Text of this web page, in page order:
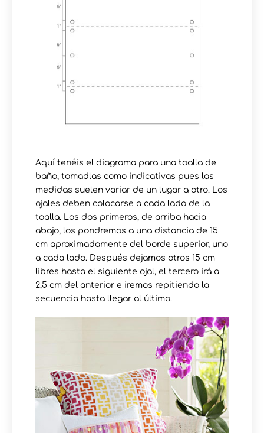
Aquí tenéis el diagrama para una toalla de
baño, tomadlas como indicativas pues las
medidas suelen variar de un lugar a otro. Los
ojales deben colocarse a cada lado de la
toalla. Los dos primeros, de arriba hacia
abajo, los pondremos a una distancia de 15
cm aproximadamente del borde superior, uno
a cada lado. Después dejamos otros 15 cm
libres hasta el siguiente ojal, el tercero irá a
2,5 cm del anterior e iremos repitiendo la
secuencia hasta llegar al último.